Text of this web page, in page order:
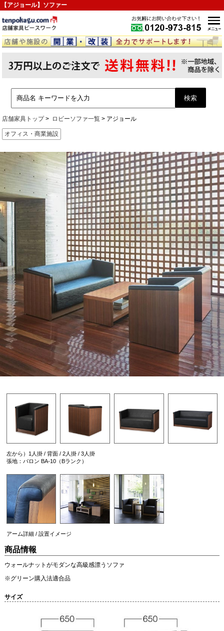
【アジョール】ソファー
店舗家具トップ ロビーソファ一覧 アジョール
オフィス・商業施設
左から）1人掛 / 背面 / 2人掛 / 3人掛
張地：バロン BA-10（Bランク）
アーム詳細 / 設置イメージ
商品情報
ウォールナットがモダンな高級感漂うソファ
※グリーン購入法適合品
サイズ